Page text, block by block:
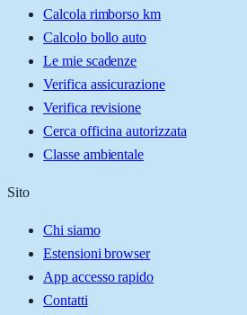
Calcola rimborso km
Calcolo bollo auto
Le mie scadenze
Verifica assicurazione
Verifica revisione
Cerca officina autorizzata
Classe ambientale
Sito
Chi siamo
Estensioni browser
App accesso rapido
Contatti